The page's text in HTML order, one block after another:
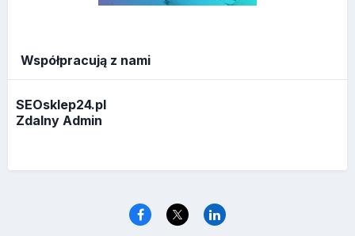
Współpracują z nami
SEOsklep24.pl
Zdalny Admin